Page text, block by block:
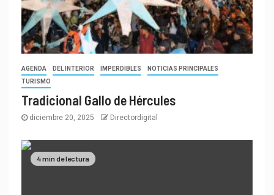
AGENDA DEL INTERIOR IMPERDIBLES
NOTICIAS PRINCIPALES
TURISMO
Tradicional Gallo de Hércules
diciembre 20, 2025 Directordigital
4 min de lectura